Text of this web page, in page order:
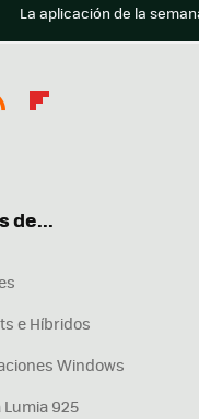
La aplicación de la
de...
e Híbridos
Windows
Lumia 925